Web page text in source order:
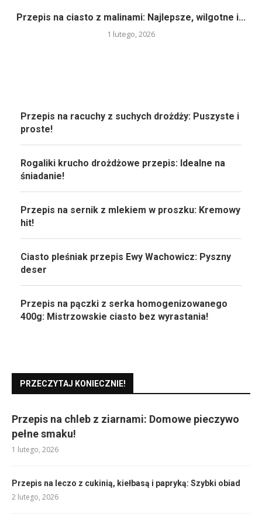
Przepis na ciasto z malinami: Najlepsze, wilgotne i...
1 lutego, 2026
Przepis na racuchy z suchych drożdży: Puszyste i
proste!
Rogaliki krucho drożdżowe przepis: Idealne na
śniadanie!
Przepis na sernik z mlekiem w proszku: Kremowy
hit!
Ciasto pleśniak przepis Ewy Wachowicz: Pyszny
deser
Przepis na pączki z serka homogenizowanego
400g: Mistrzowskie ciasto bez wyrastania!
PRZECZYTAJ KONIECZNIE!
Przepis na chleb z ziarnami: Domowe pieczywo
pełne smaku!
1 lutego, 2026
Przepis na leczo z cukinią, kiełbasą i papryką: Szybki obiad
2 lutego, 2026